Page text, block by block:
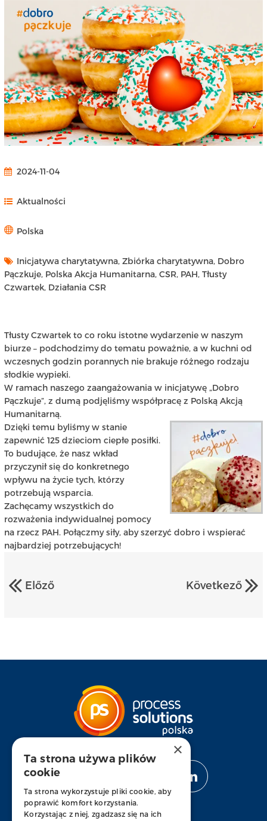
2024-11-04
Aktualności
Polska
Inicjatywa charytatywna, Zbiórka charytatywna, Dobro
Pączkuje, Polska Akcja Humanitarna, CSR, PAH, Tłusty
Czwartek, Działania CSR
Tłusty Czwartek to co roku istotne wydarzenie w naszym
biurze – podchodzimy do tematu poważnie, a w kuchni od
wczesnych godzin porannych nie brakuje różnego rodzaju
słodkie wypieki.
W ramach naszego zaangażowania w inicjatywę „Dobro
Pączkuje”, z dumą podjęliśmy współpracę z Polską Akcją
Humanitarną.
Dzięki temu byliśmy w stanie
zapewnić 125 dzieciom ciepłe posiłki.
To budujące, że nasz wkład
przyczynił się do konkretnego
wpływu na życie tych, którzy
potrzebują wsparcia.
Zachęcamy wszystkich do
rozważenia indywidualnej pomocy
na rzecz PAH. Połączmy siły, aby szerzyć dobro i wspierać
najbardziej potrzebujących!
Előző Következő
OBSERWUJ NAS
×
Ta strona używa plików
cookie
Ta strona wykorzystuje pliki cookie, aby
poprawić komfort korzystania.
Korzystając z niej, zgadzasz się na ich